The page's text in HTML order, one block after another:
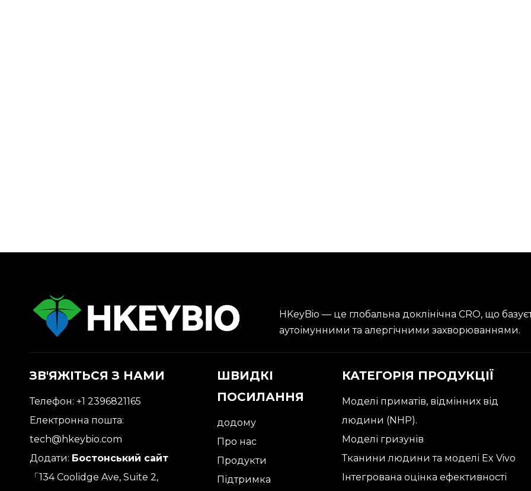
HKeyBio — це глобальна доклінічна CRO, що
аутоімунними та алергічними захворюваннями.
ЗВ'ЯЖІТЬСЯ З НАМИ
Телефон: +1 2396821165
Електронна пошта:
tech@hkeybio.com
Додати: Бостонський сайт
「134 Coolidge Ave, Suite 2,
ШВИДКІ
ПОСИЛАННЯ
додому
Про нас
Продукти
Підтримка
КАТЕГОРІЯ ПРОДУКЦІЇ
Моделі приматів, відмінних від
людини (NHP).
Моделі гризунів
Тканини людини та моделі Ex Vivo
Інтегрована оцінка ефективності